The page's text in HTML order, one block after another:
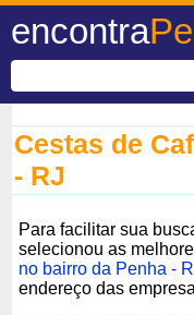
encontra
Cestas de
- RJ
Para facilitar sua
selecionou as
no bairro da Penha -
endereço das